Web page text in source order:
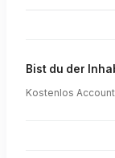
Bist du der
Kostenlos